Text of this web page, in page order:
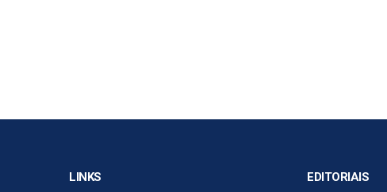
LINKS EDITORIAIS